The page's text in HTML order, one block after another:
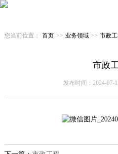
您当前位置： 首页 >> 业务领域 >> 市政
市政
发布时间：2024-07-